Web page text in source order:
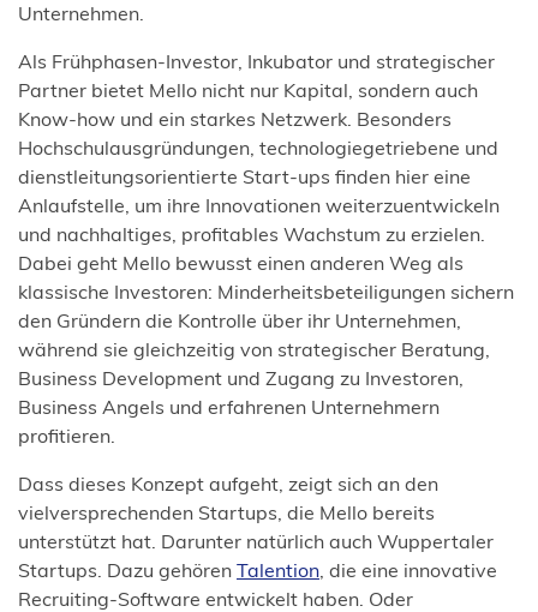
Unternehmen.
Als Frühphasen-Investor, Inkubator und strategischer
Partner bietet Mello nicht nur Kapital, sondern auch
Know-how und ein starkes Netzwerk. Besonders
Hochschulausgründungen, technologiegetriebene und
dienstleitungsorientierte Start-ups finden hier eine
Anlaufstelle, um ihre Innovationen weiterzuentwickeln
und nachhaltiges, profitables Wachstum zu erzielen.
Dabei geht Mello bewusst einen anderen Weg als
klassische Investoren: Minderheitsbeteiligungen sichern
den Gründern die Kontrolle über ihr Unternehmen,
während sie gleichzeitig von strategischer Beratung,
Business Development und Zugang zu Investoren,
Business Angels und erfahrenen Unternehmern
profitieren.
Dass dieses Konzept aufgeht, zeigt sich an den
vielversprechenden Startups, die Mello bereits
unterstützt hat. Darunter natürlich auch Wuppertaler
Startups. Dazu gehören Talention, die eine innovative
Recruiting-Software entwickelt haben. Oder